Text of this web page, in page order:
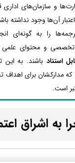
و سازمان‌های اداری
آن‌ها وجود نداشته
را به گونه‌ای
تخصصی و محتوای
استناد باشند. به این
که مدارکشان برای اهداف
است.
به اشراق